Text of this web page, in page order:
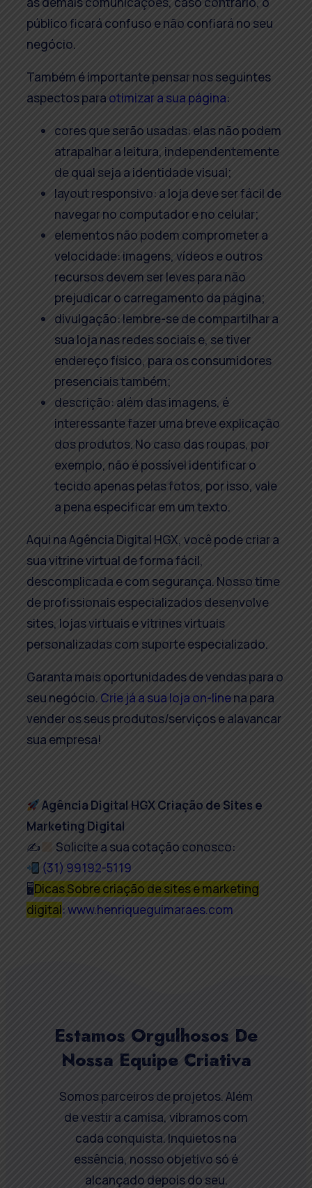
público ficará confuso e não confiará no seu
negócio.
Também é importante pensar nos seguintes
aspectos para otimizar a sua página:
cores que serão usadas: elas não podem
atrapalhar a leitura, independentemente
de qual seja a identidade visual;
layout responsivo: a loja deve ser fácil de
navegar no computador e no celular;
elementos não podem comprometer a
velocidade: imagens, vídeos e outros
recursos devem ser leves para não
prejudicar o carregamento da página;
divulgação: lembre-se de compartilhar a
sua loja nas redes sociais e, se tiver
endereço físico, para os consumidores
presenciais também;
descrição: além das imagens, é
interessante fazer uma breve explicação
dos produtos. No caso das roupas, por
exemplo, não é possível identificar o
tecido apenas pelas fotos, por isso, vale
a pena especificar em um texto.
Aqui na Agência Digital HGX, você pode criar a
sua vitrine virtual de forma fácil,
descomplicada e com segurança. Nosso time
de profissionais especializados desenvolve
sites, lojas virtuais e vitrines virtuais
personalizadas com suporte especializado.
Garanta mais oportunidades de vendas para o
seu negócio. Crie já a sua loja on-linena para
vender os seus produtos/serviços e alavancar
sua empresa!
Agência Digital HGX Criação de Sites e
Marketing Digital
✍
Solicite a sua cotação conosco:
(31) 99192-5119
🖥Dicas Sobre criação de sites e marketing
digital:www.henriqueguimaraes.com
Estamos Orgulhosos De
Nossa Equipe Criativa
Somos parceiros de projetos. Além
de vestir a camisa, vibramos com
cada conquista. Inquietos na
essência, nosso objetivo só é
alcançado depois do seu.